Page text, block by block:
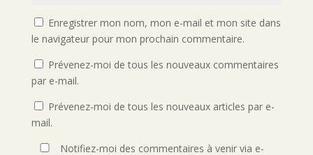
Enregistrer mon nom, mon e-mail et mon site dans
le navigateur pour mon prochain commentaire.
Prévenez-moi de tous les nouveaux commentaires
par e-mail.
Prévenez-moi de tous les nouveaux articles par e-
mail.
Notifiez-moi des commentaires à venir via e-